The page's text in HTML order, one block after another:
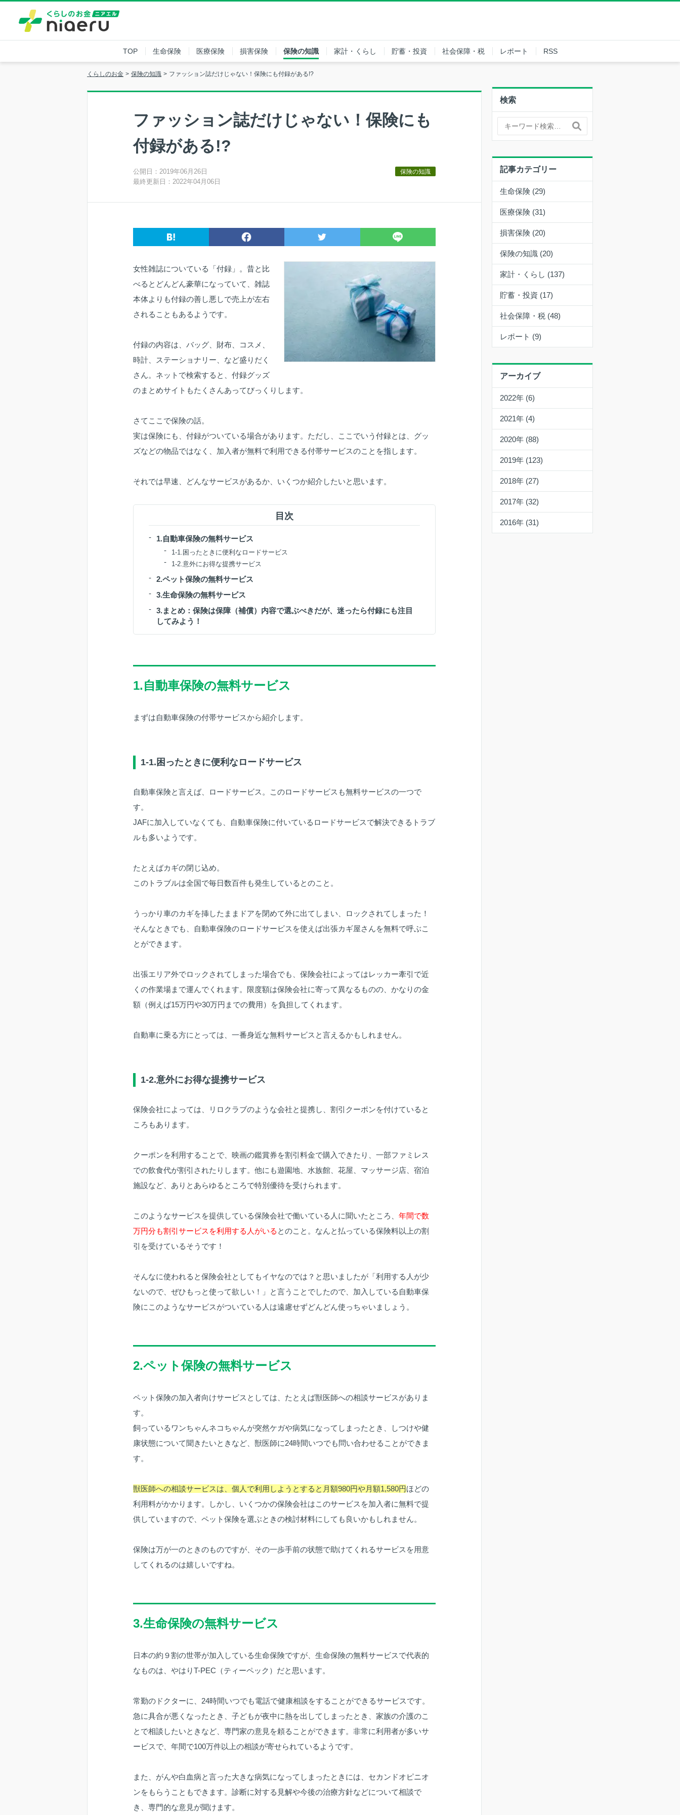
TOP 生命保険 医療保険 損害保険 保険の知識 家計・くらし 貯蓄・投資 社会保障・税 レポート RSS
くらしのお金 保険の知識 ファッション誌だけじゃない！保険にも付録がある!?
ファッション誌だけじゃない！保険にも
付録がある!?
公開日：2019年06月26日
最終更新日：2022年04月06日
保険の知識
女性雑誌についている「付録」。昔と比
べるとどんどん豪華になっていて、雑誌
本体よりも付録の善し悪しで売上が左右
されることもあるようです。
付録の内容は、バッグ、財布、コスメ、
時計、ステーショナリー、など盛りだく
さん。ネットで検索すると、付録グッズ
のまとめサイトもたくさんあってびっくりします。
さてここで保険の話。
実は保険にも、付録がついている場合があります。ただし、ここでいう付録とは、グッ
ズなどの物品ではなく、加入者が無料で利用できる付帯サービスのことを指します。
それでは早速、どんなサービスがあるか、いくつか紹介したいと思います。
目次
1.自動車保険の無料サービス
1-1.困ったときに便利なロードサービス
1-2.意外にお得な提携サービス
2.ペット保険の無料サービス
3.生命保険の無料サービス
3.まとめ：保険は保障（補償）内容で選ぶべきだが、迷ったら付録にも注目
してみよう！
1.自動車保険の無料サービス
まずは自動車保険の付帯サービスから紹介します。
1-1.困ったときに便利なロードサービス
自動車保険と言えば、ロードサービス。このロードサービスも無料サービスの一つで
す。
JAFに加入していなくても、自動車保険に付いているロードサービスで解決できるトラブ
ルも多いようです。
たとえばカギの閉じ込め。
このトラブルは全国で毎日数百件も発生しているとのこと。
うっかり車のカギを挿したままドアを閉めて外に出てしまい、ロックされてしまった！
そんなときでも、自動車保険のロードサービスを使えば出張カギ屋さんを無料で呼ぶこ
とができます。
出張エリア外でロックされてしまった場合でも、保険会社によってはレッカー牽引で近
くの作業場まで運んでくれます。限度額は保険会社に寄って異なるものの、かなりの金
額（例えば15万円や30万円までの費用）を負担してくれます。
自動車に乗る方にとっては、一番身近な無料サービスと言えるかもしれません。
1-2.意外にお得な提携サービス
保険会社によっては、リロクラブのような会社と提携し、割引クーポンを付けていると
ころもあります。
クーポンを利用することで、映画の鑑賞券を割引料金で購入できたり、一部ファミレス
での飲食代が割引されたりします。他にも遊園地、水族館、花屋、マッサージ店、宿泊
施設など、ありとあらゆるところで特別優待を受けられます。
このようなサービスを提供している保険会社で働いている人に聞いたところ、 年間で数
万円分も割引サービスを利用する人がいる とのこと。なんと払っている保険料以上の割
引を受けているそうです！
そんなに使われると保険会社としてもイヤなのでは？と思いましたが「利用する人が少
ないので、ぜひもっと使って欲しい！」と言うことでしたので、加入している自動車保
険にこのようなサービスがついている人は遠慮せずどんどん使っちゃいましょう。
2.ペット保険の無料サービス
ペット保険の加入者向けサービスとしては、たとえば獣医師への相談サービスがありま
す。
飼っているワンちゃんネコちゃんが突然ケガや病気になってしまったとき、しつけや健
康状態について聞きたいときなど、獣医師に24時間いつでも問い合わせることができま
す。
獣医師への相談サービスは、個人で利用しようとすると月額980円や月額1,580円ほどの
利用料がかかります。しかし、いくつかの保険会社はこのサービスを加入者に無料で提
供していますので、ペット保険を選ぶときの検討材料にしても良いかもしれません。
保険は万が一のときのものですが、その一歩手前の状態で助けてくれるサービスを用意
してくれるのは嬉しいですね。
3.生命保険の無料サービス
日本の約９割の世帯が加入している生命保険ですが、生命保険の無料サービスで代表的
なものは、やはりT-PEC（ティーペック）だと思います。
常勤のドクターに、24時間いつでも電話で健康相談をすることができるサービスです。
急に具合が悪くなったとき、子どもが夜中に熱を出してしまったとき、家族の介護のこ
とで相談したいときなど、専門家の意見を頼ることができます。非常に利用者が多いサ
ービスで、年間で100万件以上の相談が寄せられているようです。
また、がんや白血病と言った大きな病気になってしまったときには、セカンドオピニオ
ンをもらうこともできます。診断に対する見解や今後の治療方針などについて相談で
き、専門的な意見が聞けます。
検索
記事カテゴリー
生命保険 (29)
医療保険 (31)
損害保険 (20)
保険の知識 (20)
家計・くらし (137)
貯蓄・投資 (17)
社会保障・税 (48)
レポート (9)
アーカイブ
2022年 (6)
2021年 (4)
2020年 (88)
2019年 (123)
2018年 (27)
2017年 (32)
2016年 (31)